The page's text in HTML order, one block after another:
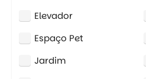
Elevador
Espaço Pet
Jardim